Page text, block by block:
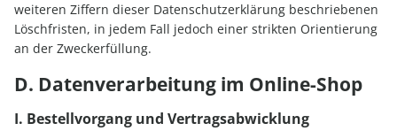
weiteren Ziffern dieser Datenschutzerklärung beschriebenen
Löschfristen, in jedem Fall jedoch einer strikten Orientierung
an der Zweckerfüllung.
D. Datenverarbeitung im Online-Shop
I. Bestellvorgang und Vertragsabwicklung